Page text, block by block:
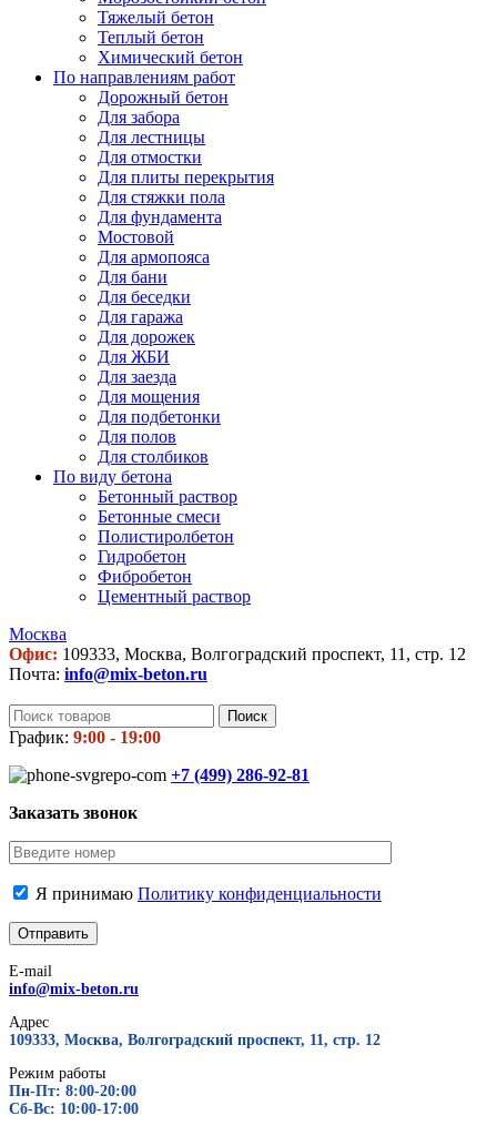
Тяжелый бетон
Теплый бетон
Химический бетон
По направлениям работ
Дорожный бетон
Для забора
Для лестницы
Для отмостки
Для плиты перекрытия
Для стяжки пола
Для фундамента
Мостовой
Для армопояса
Для бани
Для беседки
Для гаража
Для дорожек
Для ЖБИ
Для заезда
Для мощения
Для подбетонки
Для полов
Для столбиков
По виду бетона
Бетонный раствор
Бетонные смеси
Полистиролбетон
Гидробетон
Фибробетон
Цементный раствор
Москва
Офис: 109333, Москва, Волгоградский проспект, 11, стр. 12
Почта: info@mix-beton.ru
Поиск
График: 9:00 - 19:00
+7 (499) 286-92-81
Заказать звонок
Я принимаю Политику конфиденциальности
E-mail
info@mix-beton.ru
Адрес
109333, Москва, Волгоградский проспект, 11, стр. 12
Режим работы
Пн-Пт: 8:00-20:00
Сб-Вс: 10:00-17:00